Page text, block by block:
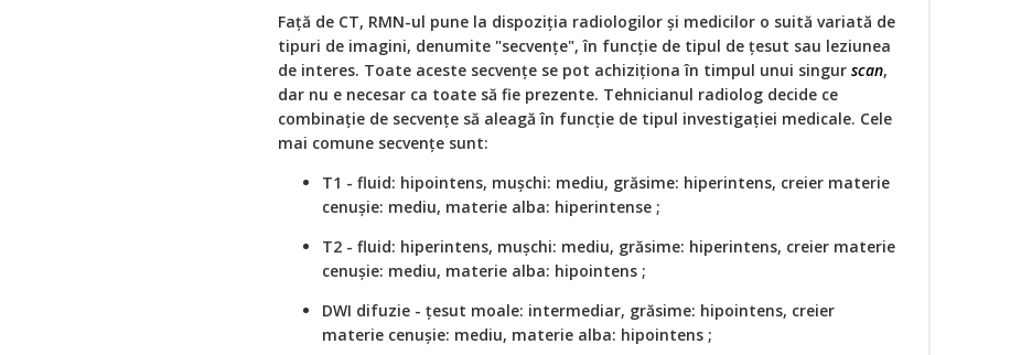
Față de CT, RMN-ul pune la dispoziția radiologilor și medicilor o suită variată de
tipuri de imagini, denumite "secvențe", în funcție de tipul de țesut sau leziunea
de interes. Toate aceste secvențe se pot achiziționa în timpul unui singur scan,
dar nu e necesar ca toate să fie prezente. Tehnicianul radiolog decide ce
combinație de secvențe să aleagă în funcție de tipul investigației medicale. Cele
mai comune secvențe sunt:
T1 - fluid: hipointens, mușchi: mediu, grăsime: hiperintens, creier materie
cenușie: mediu, materie alba: hiperintense ;
T2 - fluid: hiperintens, mușchi: mediu, grăsime: hiperintens, creier materie
cenușie: mediu, materie alba: hipointens ;
DWI difuzie - țesut moale: intermediar, grăsime: hipointens, creier
materie cenușie: mediu, materie alba: hipointens ;